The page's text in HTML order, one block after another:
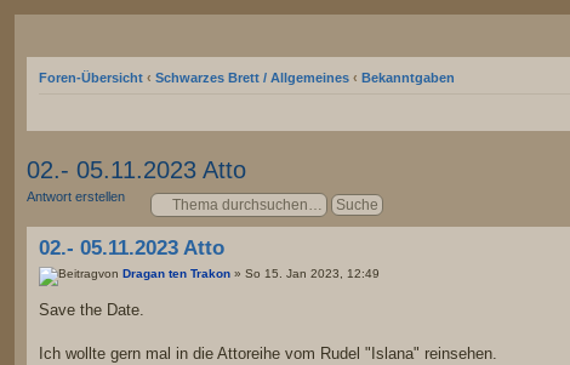
Foren-Übersicht ‹ Schwarzes Brett / Allgemeines ‹ Bekanntgaben
02.- 05.11.2023 Atto
Antwort erstellen
02.- 05.11.2023 Atto
von Dragan ten Trakon » So 15. Jan 2023, 12:49
Save the Date.
Ich wollte gern mal in die Attoreihe vom Rudel "Islana" reinsehen.